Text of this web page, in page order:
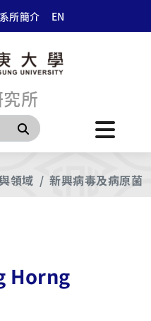
系所簡介 EN
所
搜尋
領域 新興病毒及病原菌
Horng